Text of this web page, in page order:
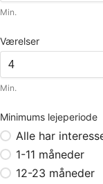
Min.
Værelser
Min.
Minimums lejeperiode
Alle har
1-11 måneder
12-23 måneder